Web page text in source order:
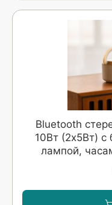
Bluetooth
10Вт (2х5Вт)
лампой,